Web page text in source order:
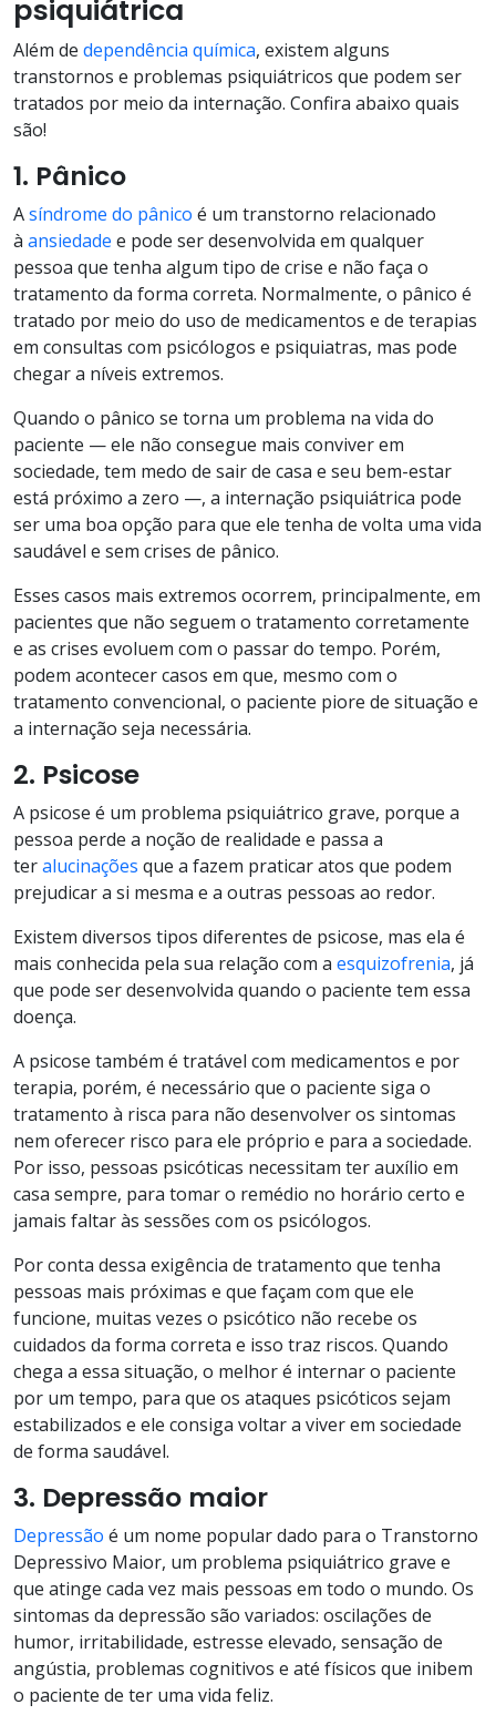
psiquiátrica
Além de dependência química, existem alguns
transtornos e problemas psiquiátricos que podem ser
tratados por meio da internação. Confira abaixo quais
são!
1. Pânico
Asíndrome do pânico é um transtorno relacionado
à ansiedade e pode ser desenvolvida em qualquer
pessoa que tenha algum tipo de crise e não faça o
tratamento da forma correta. Normalmente, o pânico é
tratado por meio do uso de medicamentos e de terapias
em consultas com psicólogos e psiquiatras, mas pode
chegar a níveis extremos.
Quando o pânico se torna um problema na vida do
paciente — ele não consegue mais conviver em
sociedade, tem medo de sair de casa e seu bem-estar
está próximo a zero —, a internação psiquiátrica pode
ser uma boa opção para que ele tenha de volta uma vida
saudável e sem crises de pânico.
Esses casos mais extremos ocorrem, principalmente, em
pacientes que não seguem o tratamento corretamente
e as crises evoluem com o passar do tempo. Porém,
podem acontecer casos em que, mesmo com o
tratamento convencional, o paciente piore de situação e
a internação seja necessária.
2. Psicose
A psicose é um problema psiquiátrico grave, porque a
pessoa perde a noção de realidade e passa a
teralucinações que a fazem praticar atos que podem
prejudicar a si mesma e a outras pessoas ao redor.
Existem diversos tipos diferentes de psicose, mas ela é
mais conhecida pela sua relação com a esquizofrenia, já
que pode ser desenvolvida quando o paciente tem essa
doença.
A psicose também é tratável com medicamentos e por
terapia, porém, é necessário que o paciente siga o
tratamento à risca para não desenvolver os sintomas
nem oferecer risco para ele próprio e para a sociedade.
Por isso, pessoas psicóticas necessitam ter auxílio em
casa sempre, para tomar o remédio no horário certo e
jamais faltar às sessões com os psicólogos.
Por conta dessa exigência de tratamento que tenha
pessoas mais próximas e que façam com que ele
funcione, muitas vezes o psicótico não recebe os
cuidados da forma correta e isso traz riscos. Quando
chega a essa situação, o melhor é internar o paciente
por um tempo, para que os ataques psicóticos sejam
estabilizados e ele consiga voltar a viver em sociedade
de forma saudável.
3. Depressão maior
Depressão é um nome popular dado para o Transtorno
Depressivo Maior, um problema psiquiátrico grave e
que atinge cada vez mais pessoas em todo o mundo. Os
sintomas da depressão são variados: oscilações de
humor, irritabilidade, estresse elevado, sensação de
angústia, problemas cognitivos e até físicos que inibem
o paciente de ter uma vida feliz.